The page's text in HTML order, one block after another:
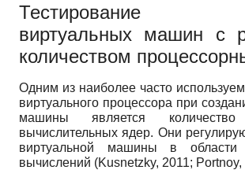
Тестирование
виртуальных машин с
количеством
Одним из наиболее часто
виртуального процессора при
машины является количество
вычислительных ядер. Они
виртуальной машины в области
вычислений (Kusnetzky, 2011; Portnoy,